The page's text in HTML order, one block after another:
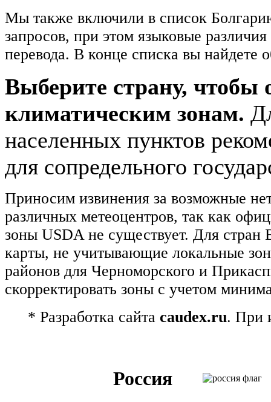
Мы также включили в список
запросов, при этом языковые
перевода. В конце списка вы
Выберите страну,
климатическим зонам.
населенных пунктов
для сопредельного
Приносим извинения за возможные
различных метеоцентров, так как
зоны USDA не существует. Для
карты, не учитывающие локальные
районов для Черноморского и
скорректировать зоны с учетом
* Разработка сайта caudex.ru. При
Россия